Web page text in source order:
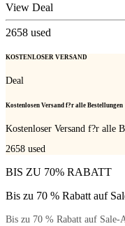
View Deal
2658 used
KOSTENLOSER VERSAND
Deal
Kostenlosen Versand f?r alle Bestellungen
Kostenloser Versand f?r alle
2658 used
BIS ZU 70% RABATT
Bis zu 70 % Rabatt auf
Bis zu 70 % Rabatt auf